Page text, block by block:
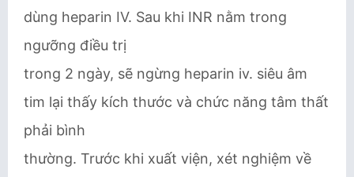
dùng heparin IV. Sau khi INR nằm trong
ngưỡng điều trị
trong 2 ngày, sẽ ngừng heparin iv. siêu âm
tim lại thấy kích thước và chức năng tâm thất
phải bình
thường. Trước khi xuất viện, xét nghiệm về